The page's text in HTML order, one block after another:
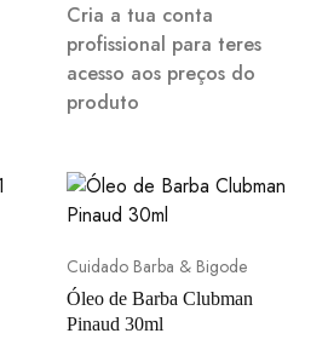
Cria a tua conta
profissional para teres
acesso aos preços do
produto
Cuidado Barba & Bigode
Óleo de Barba Clubman
Pinaud 30ml